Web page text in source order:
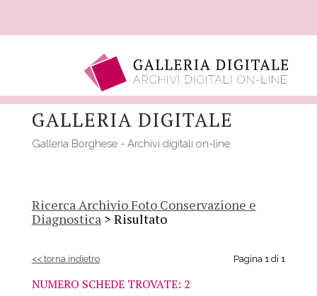
al
contenutoGALLERIA DIGITALE
Galleria Borghese - Archivi digitali on-line
Ricerca Archivio Foto Conservazione e
Diagnostica> Risultato
<< torna indietro Pagina 1 di 1
NUMERO SCHEDE TROVATE: 2